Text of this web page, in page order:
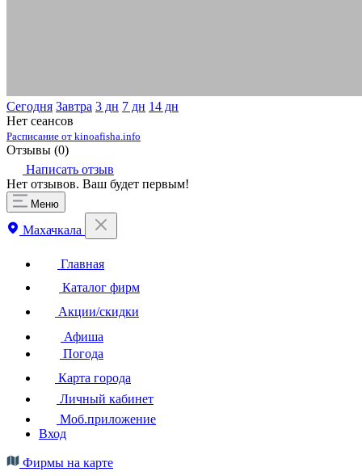
Сегодня Завтра 3 дн 7 дн 14 дн
Нет сеансов
Расписание от kinoafisha.info
Отзывы (0)
Написать отзыв
Нет отзывов. Ваш будет первым!
Меню
Махачкала
Главная
Каталог фирм
Акции/скидки
Афиша
Погода
Карта города
Личный кабинет
Моб.приложение
Вход
Фирмы на карте